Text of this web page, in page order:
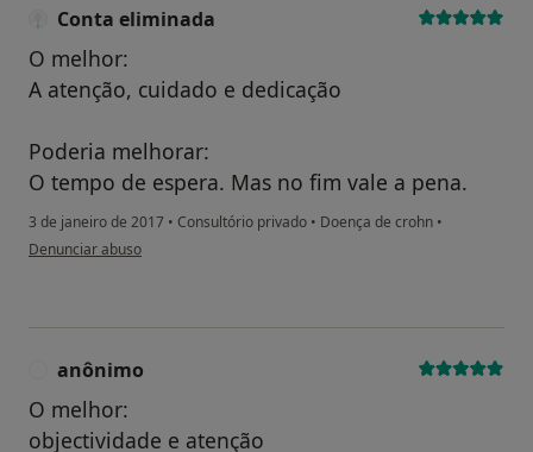
Conta eliminada
O melhor:
A atenção, cuidado e dedicação
Poderia melhorar:
O tempo de espera. Mas no fim vale a pena.
3 de janeiro de 2017 • Consultório privado • Doença de crohn •
na opinião do utilizador Conta eliminada
Denunciar abuso
anônimo
O melhor:
objectividade e atenção